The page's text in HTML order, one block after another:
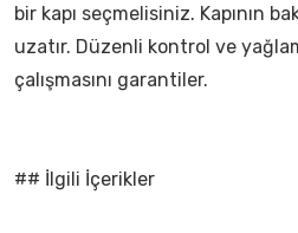
bir kapı seçmelisiniz. Kapının
uzatır. Düzenli kontrol ve
çalışmasını garantiler.
## İlgili İçerikler